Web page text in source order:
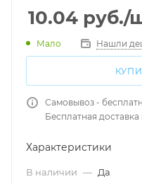
10.04 руб./
Мало Нашли
Самовывоз -
Бесплатная доставка
Характеристики
В наличии — Да